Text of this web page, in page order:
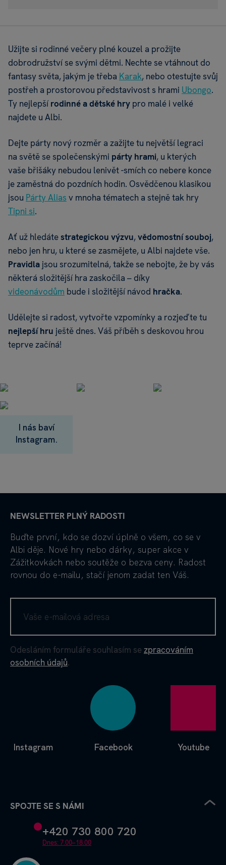
Užijte si rodinné večery plné kouzel a prožijte
dobrodružství se svými dětmi. Nechte se vtáhnout do
fantasy světa, jakým je třeba Karak, nebo otestujte svůj
postřeh a prostorovou představivost s hrami Ubongo.
Ty nejlepšírodinné a dětské hry pro malé i velké
najdete u Albi.
Dejte párty nový rozměr a zažijte tu největší legraci
na světě se společenskými párty hrami, u kterých
vaše břišáky nebudou lenivět -smích co nebere konce
je zaměstná do pozdních hodin. Osvědčenou klasikou
jsou Párty Alias v mnoha tématech a stejně tak hry
Tipni si.
Ať už hledátestrategickou výzvu,vědomostní souboj,
nebo jen hru, u které se zasmějete, u Albi najdete vše.
Pravidla jsou srozumitelná, takže se nebojte, že by vás
některá složitější hra zaskočila – díky
videonávodům bude i složitější návod hračka.
Udělejte si radost, vytvořte vzpomínky a rozjeďte tu
nejlepší hru ještě dnes. Váš příběh s deskovou hrou
teprve začíná!
I nás baví
Instagram.
NEWSLETTER PLNÝ RADOSTI
Buďte první, kdo se dozví úplně o všem, co se v
Albi děje. Nové hry nebo dárky, super akce v
Zážitkovkách nebo soutěže o bezva ceny. Radost
rovnou do e-mailu, stačí jenom zadat ten Váš.
Odesláním formuláře souhlasím se zpracováním
osobních údajů.
Facebook
Instagram Youtube
SPOJTE SE S NÁMI
+420 730 800 720
Dnes: 7.00–18.00